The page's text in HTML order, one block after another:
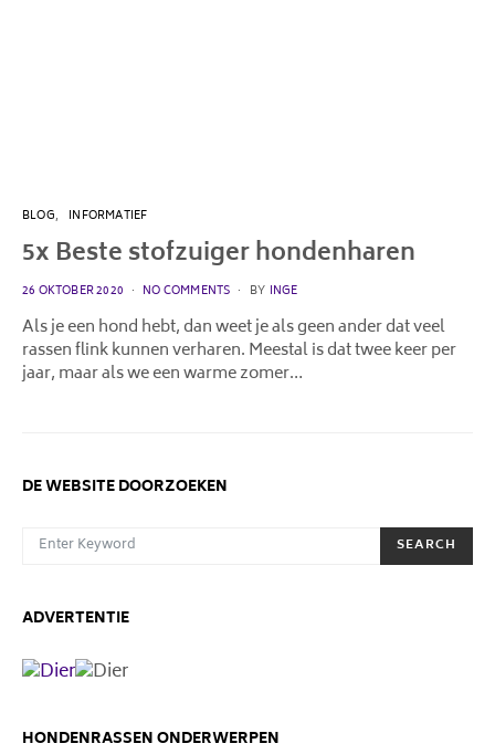
BLOG INFORMATIEF
5x Beste stofzuiger hondenharen
POSTED
26 OKTOBER 2020 NO COMMENTS BY INGE
Als je een hond hebt, dan weet je als geen ander dat veel
rassen flink kunnen verharen. Meestal is dat twee keer per
jaar, maar als we een warme zomer…
DE WEBSITE DOORZOEKEN
SEARCH FOR:
SEARCH
ADVERTENTIE
HONDENRASSEN ONDERWERPEN